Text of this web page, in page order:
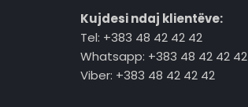
Kujdesi ndaj klientëve:
Tel: +383 48 42 42 42
Whatsapp: +383 48 42 42 42
Viber: +383 48 42 42 42